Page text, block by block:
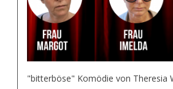
"bitterböse" Komödie von Theresia